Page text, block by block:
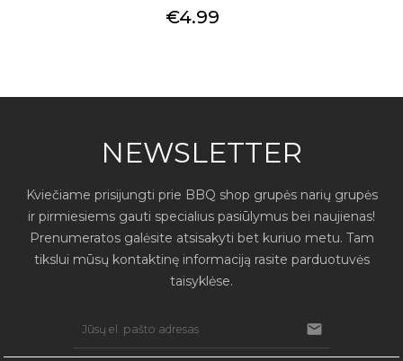
€4.99
NEWSLETTER
Kviečiame prisijungti prie BBQ shop grupės narių grupės
ir pirmiesiems gauti specialius pasiūlymus bei naujienas!
Prenumeratos galėsite atsisakyti bet kuriuo metu. Tam
tikslui mūsų kontaktinę informaciją rasite parduotuvės
taisyklėse.
